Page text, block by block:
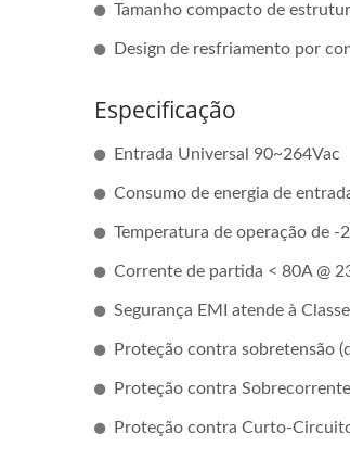
Tamanho compacto de
Design de resfriamento por
Especificação
Entrada Universal 90~264Vac
Consumo de energia de
Temperatura de operação de
Corrente de partida < 80A @
Segurança EMI atende à ClasseⅠ
Proteção contra sobretensão
Proteção contra
Proteção contra Curto-